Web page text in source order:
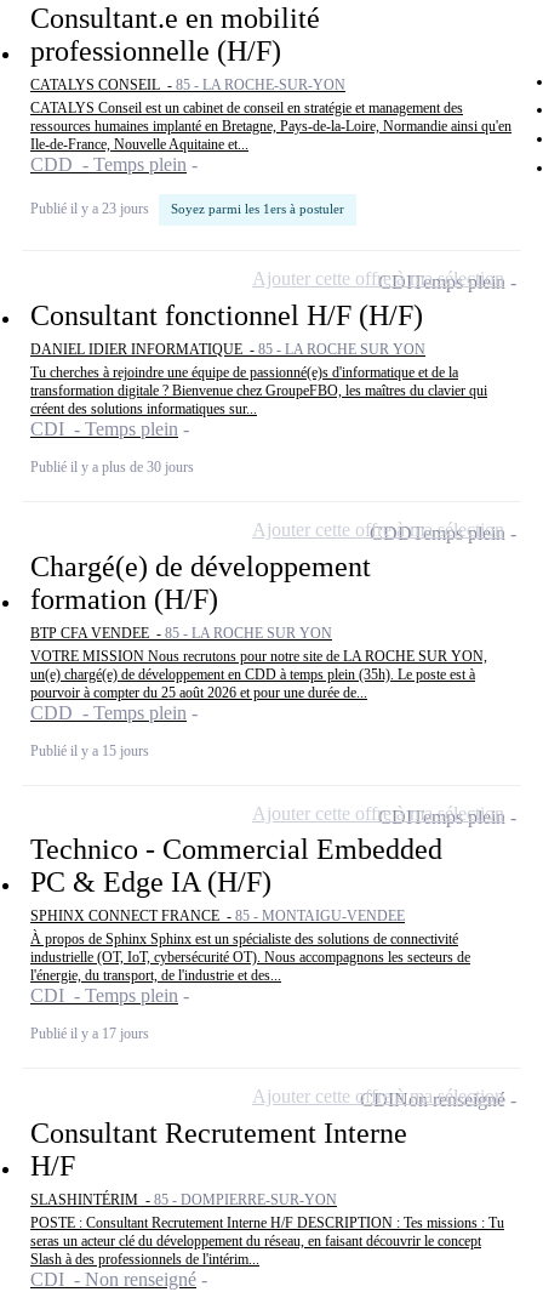
Consultant.e en mobilité
professionnelle (H/F)
CATALYS CONSEIL - 85 - LA ROCHE-SUR-YON
CATALYS Conseil est un cabinet de conseil en stratégie et management des
ressources humaines implanté en Bretagne, Pays-de-la-Loire, Normandie ainsi qu'en
Ile-de-France, Nouvelle Aquitaine et...
CDD - Temps plein
Publié il y a 23 jours Soyez parmi les 1ers à postuler
Consultant fonctionnel H/F (H/F)
DANIEL IDIER INFORMATIQUE - 85 - LA ROCHE SUR YON
Tu cherches à rejoindre une équipe de passionné(e)s d'informatique et de la
transformation digitale ? Bienvenue chez GroupeFBO, les maîtres du clavier qui
créent des solutions informatiques sur...
CDI - Temps plein
Publié il y a plus de 30 jours
CDITemps plein
Ajouter cette offre à ma sélection
Chargé(e) de développement
formation (H/F)
BTP CFA VENDEE - 85 - LA ROCHE SUR YON
VOTRE MISSION Nous recrutons pour notre site de LA ROCHE SUR YON,
un(e) chargé(e) de développement en CDD à temps plein (35h). Le poste est à
pourvoir à compter du 25 août 2026 et pour une durée de...
CDD - Temps plein
Publié il y a 15 jours
CDDTemps plein
Ajouter cette offre à ma sélection
Technico - Commercial Embedded
PC & Edge IA (H/F)
SPHINX CONNECT FRANCE - 85 - MONTAIGU-VENDEE
À propos de Sphinx Sphinx est un spécialiste des solutions de connectivité
industrielle (OT, IoT, cybersécurité OT). Nous accompagnons les secteurs de
l'énergie, du transport, de l'industrie et des...
CDI - Temps plein
Publié il y a 17 jours
CDITemps plein
Ajouter cette offre à ma sélection
Consultant Recrutement Interne
H/F
SLASHINTÉRIM - 85 - DOMPIERRE-SUR-YON
POSTE : Consultant Recrutement Interne H/F DESCRIPTION : Tes missions : Tu
seras un acteur clé du développement du réseau, en faisant découvrir le concept
Slash à des professionnels de l'intérim...
CDI - Non renseigné
CDINon renseigné
Ajouter cette offre à ma sélection